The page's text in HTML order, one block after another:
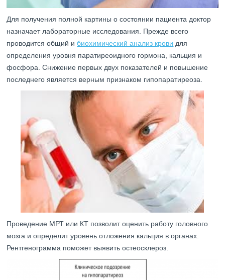
Для получения полной картины о состоянии пациента доктор
назначает лабораторные исследования. Прежде всего
проводится общий ибиохимический анализ крови для
определения уровня паратиреоидного гормона, кальция и
фосфора. Снижение первых двух показателей и повышение
последнего является верным признаком гипопаратиреоза.
Проведение МРТ или КТ позволит оценить работу головного
мозга и определит уровень отложения кальция в органах.
Рентгенограмма поможет выявить остеосклероз.